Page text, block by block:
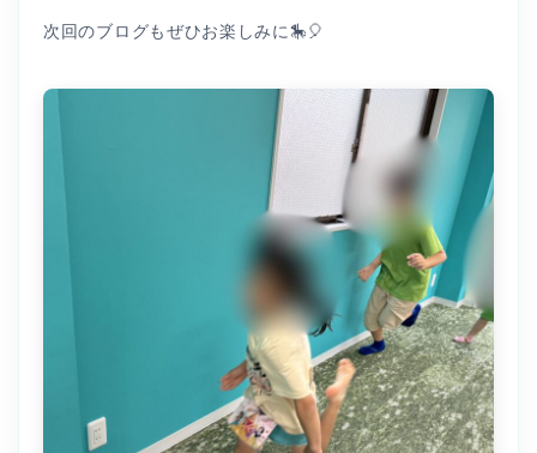
次回のブログもぜひお楽しみに🎠🎈